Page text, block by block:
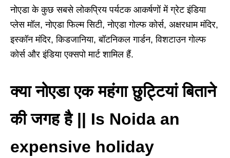
नोएडा के कुछ सबसे लोकप्रिय पर्यटक आकर्षणों में ग्रेट इंडिया
प्लेस मॉल, नोएडा फिल्म सिटी, नोएडा गोल्फ कोर्स, अक्षरधाम मंदिर,
इस्कॉन मंदिर, किडजानिया, बॉटनिकल गार्डन, विशटाउन गोल्फ
कोर्स और इंडिया एक्सपो मार्ट शामिल हैं.
क्या नोएडा एक महंगा छुट्टियां बिताने
की जगह है || Is Noida an
expensive holiday